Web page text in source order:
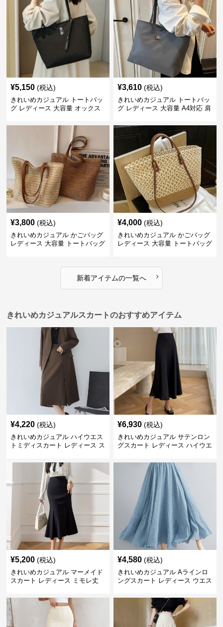
¥5,150 (税込)
きれいめカジュアル トートバッ
グ レディース 大容量 オックス
繍デザイン 肩掛け おしゃれ
¥3,610 (税込)
きれいめカジュアル トートバッ
グ レディース 大容量 A4対応 肩
¥3,800 (税込)
きれいめカジュアル かごバッグ
レディース 大容量 トートバッグ
¥4,000 (税込)
きれいめカジュアル かごバッグ
レディース 大容量 トートバッグ
新着アイテムの一覧へ ›
きれいめカジュアルスカートのおすすめアイテム
¥4,220 (税込)
きれいめカジュアル ハイウエス
トミディスカート レディース ス
勤 きれいめ
¥6,930 (税込)
きれいめカジュアル サテンロン
グスカート レディース ハイウエ
ルエット オールシーズン
¥5,200 (税込)
きれいめカジュアル マーメイド
スカート レディース ミモレ丈
美シルエット 上品 エレガント
¥4,580 (税込)
きれいめカジュアル Aラインロ
ングスカート レディース ウエス
イズ ナチュラル エスニック風
フレアシルエット